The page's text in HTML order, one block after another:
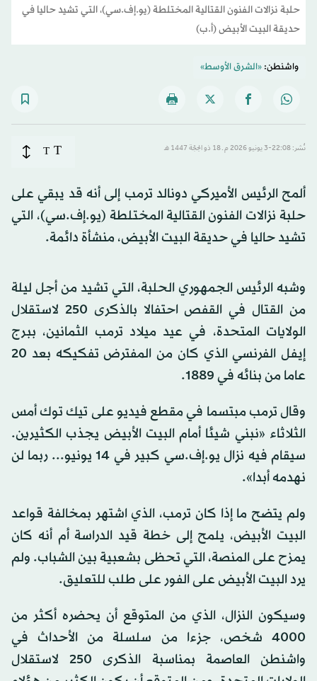
حلبة نزالات الفنون القتالية المختلطة (يو.إف.سي)، التي تشيد حاليا في
حديقة البيت الأبيض (أ.ب)
واشنطن:«الشرق الأوسط»
نُشر: 22:08-3 يونيو 2026 م ـ 18 ذو الحِجّة 1447 هـ T
T
ألمح الرئيس الأميركي دونالد ترمب إلى أنه قد يبقي على
حلبة نزالات الفنون القتالية المختلطة (يو.إف.سي)، التي
تشيد حاليا في حديقة البيت الأبيض، منشأة دائمة.
وشبه الرئيس الجمهوري الحلبة، التي تشيد من أجل ليلة
من القتال في القفص احتفالا بالذكرى 250 لاستقلال
الولايات المتحدة، في عيد ميلاد ترمب الثمانين، ببرج
إيفل الفرنسي الذي كان من المفترض تفكيكه بعد 20
عاما من بنائه في 1889.
وقال ترمب مبتسما في مقطع فيديو على تيك توك أمس
الثلاثاء «نبني شيئا أمام البيت الأبيض يجذب الكثيرين.
سيقام فيه نزال يو.إف.سي كبير في 14 يونيو... ربما لن
نهدمه أبدا».
ولم يتضح ما إذا كان ترمب، الذي اشتهر بمخالفة قواعد
البيت الأبيض، يلمح إلى خطة قيد الدراسة أم أنه كان
يمزح على المنصة، التي تحظى بشعبية بين الشباب. ولم
يرد البيت الأبيض على الفور على طلب للتعليق.
وسيكون النزال، الذي من المتوقع أن يحضره أكثر من
4000 شخص، جزءا من سلسلة من الأحداث في
واشنطن العاصمة بمناسبة الذكرى 250 لاستقلال